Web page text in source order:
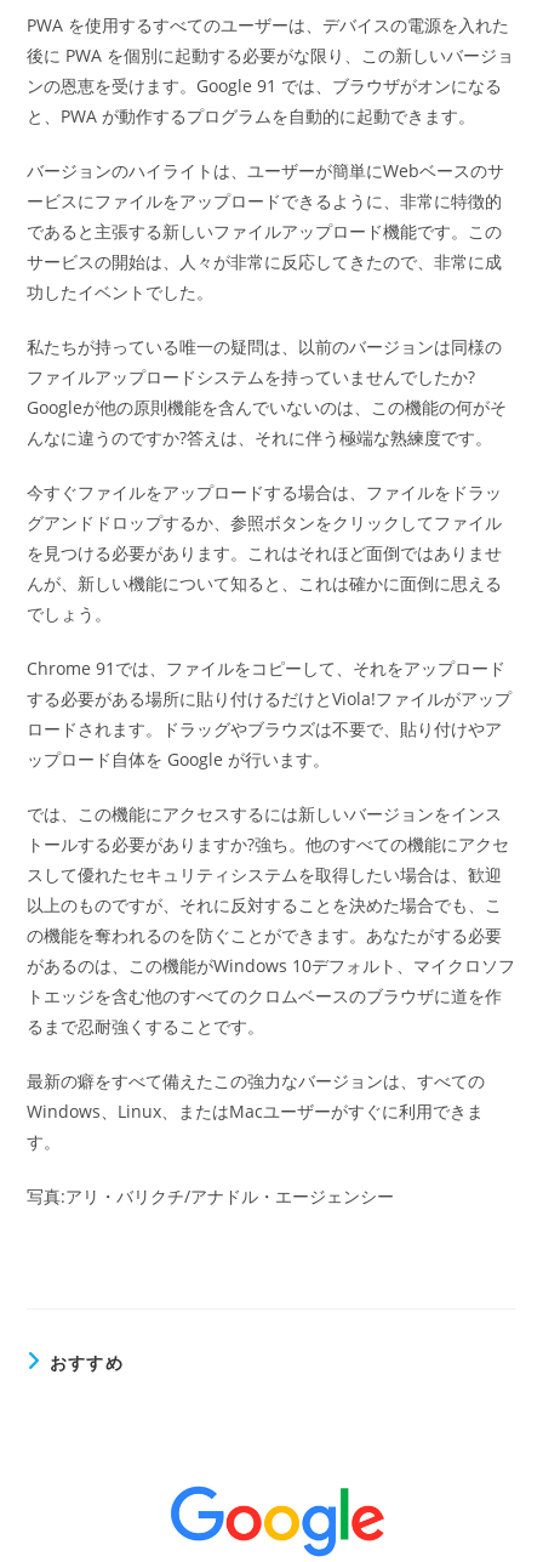
PWA を使用するすべてのユーザーは、デバイスの電源を入れた
後に PWA を個別に起動する必要がな限り、この新しいバージョ
ンの恩恵を受けます。Google 91 では、ブラウザがオンになる
と、PWA が動作するプログラムを自動的に起動できます。
バージョンのハイライトは、ユーザーが簡単にWebベースのサ
ービスにファイルをアップロードできるように、非常に特徴的
であると主張する新しいファイルアップロード機能です。この
サービスの開始は、人々が非常に反応してきたので、非常に成
功したイベントでした。
私たちが持っている唯一の疑問は、以前のバージョンは同様の
ファイルアップロードシステムを持っていませんでしたか?
Googleが他の原則機能を含んでいないのは、この機能の何がそ
んなに違うのですか?答えは、それに伴う極端な熟練度です。
今すぐファイルをアップロードする場合は、ファイルをドラッ
グアンドドロップするか、参照ボタンをクリックしてファイル
を見つける必要があります。これはそれほど面倒ではありませ
んが、新しい機能について知ると、これは確かに面倒に思える
でしょう。
Chrome 91では、ファイルをコピーして、それをアップロード
する必要がある場所に貼り付けるだけとViola!ファイルがアップ
ロードされます。ドラッグやブラウズは不要で、貼り付けやア
ップロード自体を Google が行います。
では、この機能にアクセスするには新しいバージョンをインス
トールする必要がありますか?強ち。他のすべての機能にアクセ
スして優れたセキュリティシステムを取得したい場合は、歓迎
以上のものですが、それに反対することを決めた場合でも、こ
の機能を奪われるのを防ぐことができます。あなたがする必要
があるのは、この機能がWindows 10デフォルト、マイクロソフ
トエッジを含む他のすべてのクロムベースのブラウザに道を作
るまで忍耐強くすることです。
最新の癖をすべて備えたこの強力なバージョンは、すべての
Windows、Linux、またはMacユーザーがすぐに利用できま
す。
写真:アリ・バリクチ/アナドル・エージェンシー
おすすめ